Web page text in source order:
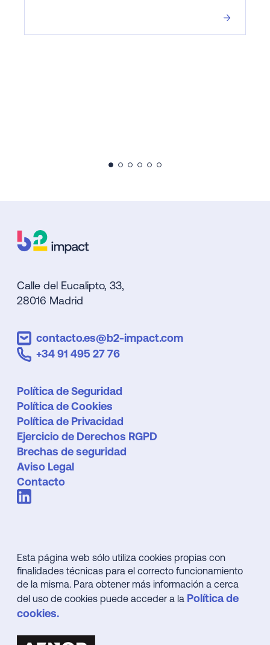
Calle del Eucalipto, 33,
28016 Madrid
contacto.es@b2-impact.com
+34 91 495 27 76
Política de Seguridad
Política de Cookies
Política de Privacidad
Ejercicio de Derechos RGPD
Brechas de seguridad
Aviso Legal
Contacto
Esta página web sólo utiliza cookies propias con
finalidades técnicas para el correcto funcionamiento
de la misma. Para obtener más información a cerca
del uso de cookies puede acceder a la Política de
cookies.